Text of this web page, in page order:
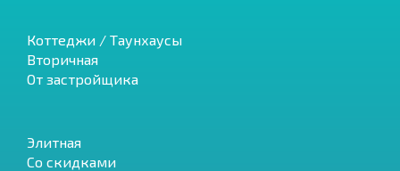
Коттеджи / Таунхаусы
Вторичная
От застройщика
Элитная
Со скидками